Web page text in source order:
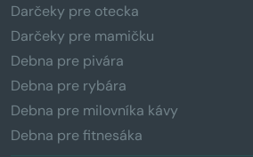
Darčeky pre otecka
Darčeky pre mamičku
Debna pre pivára
Debna pre rybára
Debna pre milovníka kávy
Debna pre fitnesáka